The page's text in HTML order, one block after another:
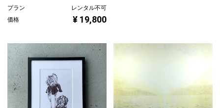
プラン
レンタル不可
価格
¥ 19,800